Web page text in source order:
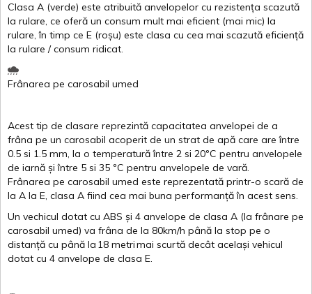
Clasa A (verde) este atribuită anvelopelor cu rezistența scazută
la rulare, ce oferă un consum mult mai eficient (mai mic) la
rulare,în timp ce E (roșu) este clasa cu cea mai scazută eficiență
la rulare /consum ridicat.
Frânarea pe carosabil umed
Acest tip de clasare reprezintă capacitatea anvelopei de a
frâna pe un carosabil acoperit de un strat de apă care areîntre
0.5 si 1.5 mm, la o temperatură între 2 si 20ºC pentru anvelopele
de iarnă și între 5 si 35 ºC pentru anvelopele de vară.
Frânarea pe carosabil umed este reprezentată printr-o scară de
la A la E, clasa A fiind cea mai buna performanță în acest sens.
Un vechicul dotat cu ABS și 4 anvelope de clasa A (la frânare pe
carosabil umed) va frâna de la 80km/h până la stop pe o
distanță cu până la 18 metrimai scurtă decât același vehicul
dotat cu 4 anvelope de clasa E.